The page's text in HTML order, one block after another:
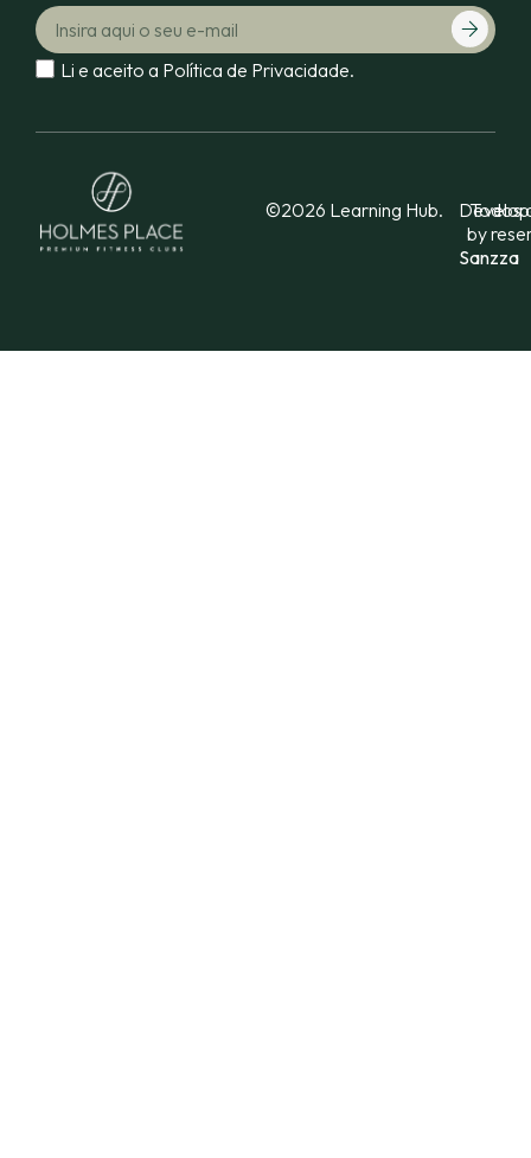
Li e aceito a Política de Privacidade.
©2026 Learning Hub.
Todos
by
Sanzza